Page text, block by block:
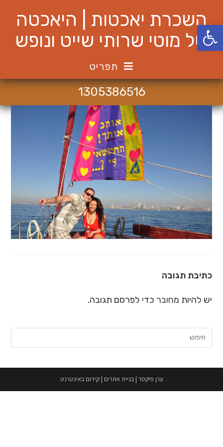
פתח סרגל נגישות
contentהשכרת יאכטות | היאכטה
של מוטי שרותי שייט ונופש
תפריט
1305386516
כתיבת תגובה
יש להיות מחובר כדי לפרסם תגובה.
ערן פיקסר |בניית אתרים |קידום באינטרנט